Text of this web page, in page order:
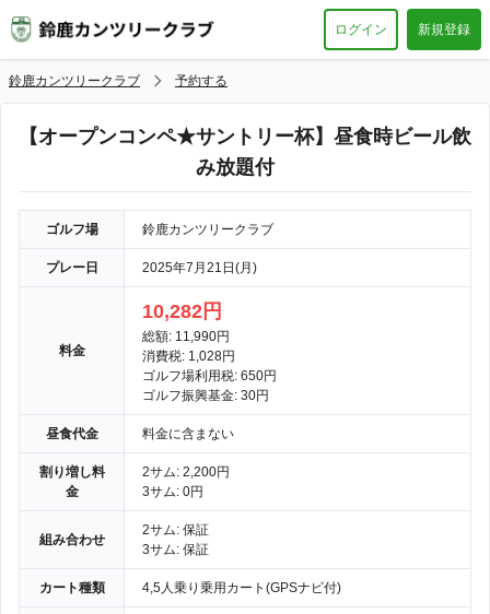
ログイン 新規登録
鈴鹿カンツリークラブ 予約する
【オープンコンペ★サントリー杯】昼食時ビール飲
み放題付
ゴルフ場 鈴鹿カンツリークラブ
プレー日 2025年7月21日(月)
料金
10,282円
総額: 11,990円
消費税: 1,028円
ゴルフ場利用税: 650円
ゴルフ振興基金: 30円
昼食代金 料金に含まない
割り増し料
金
2サム: 2,200円
3サム: 0円
組み合わせ
2サム: 保証
3サム: 保証
カート種類 4,5人乗り乗用カート(GPSナビ付)